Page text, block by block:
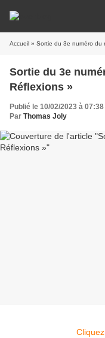
Accueil » Sortie du 3e numéro du
Sortie du 3e
Réflexions »
Publié le 10/02/2023 à 07:38
Par Thomas Joly